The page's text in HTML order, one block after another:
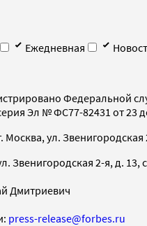
Ежедневная
Федеральной
Эл № ФС77-82431 от 23
ул. Звенигородская
Звенигородская 2-я, д. 13,
Дмитриевич
press-release@forbes.ru